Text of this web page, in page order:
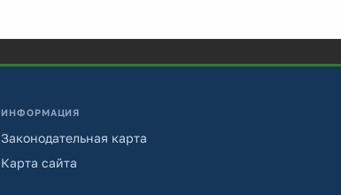
ИНФОРМАЦИЯ
Законодательная карта
Карта сайта